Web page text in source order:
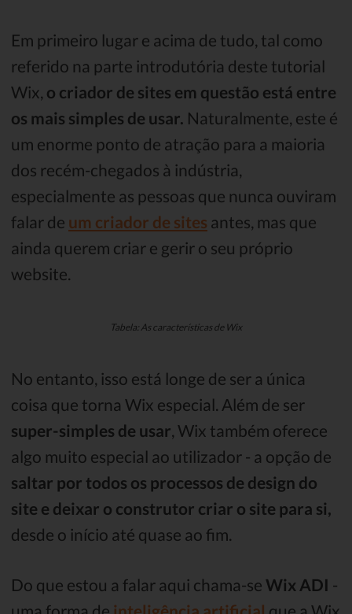
Em primeiro lugar e acima de tudo, tal como
referido na parte introdutória deste tutorial
Wix, o criador de sites em questão está entre
os mais simples de usar. Naturalmente, este é
um enorme ponto de atração para a maioria
dos recém-chegados à indústria,
especialmente as pessoas que nunca ouviram
falar de um criador de sites antes, mas que
ainda querem criar e gerir o seu próprio
website.
Tabela: As características de Wix
No entanto, isso está longe de ser a única
coisa que torna Wix especial. Além de ser
super-simples de usar , Wix também oferece
algo muito especial ao utilizador - a opção de
saltar por todos os processos de design do
site e deixar o construtor criar o site para si,
desde o início até quase ao fim.
Do que estou a falar aqui chama-se Wix ADI -